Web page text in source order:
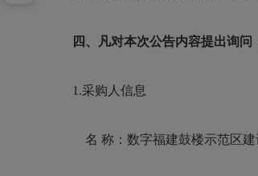
四、凡对本次公告内容提出询问
1.采购人信息
名 称： 数字福建鼓楼示范区